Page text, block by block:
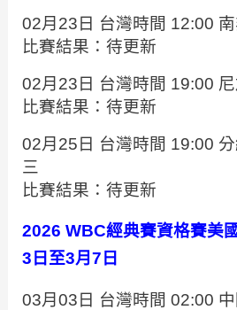
02月23日 台灣時間 12:00
比賽結果：待更新
02月23日 台灣時間 19:00
比賽結果：待更新
02月25日 台灣時間 19:00
三
比賽結果：待更新
2026 WBC經典賽資格賽美
3日至3月7日
03月03日 台灣時間 02:00